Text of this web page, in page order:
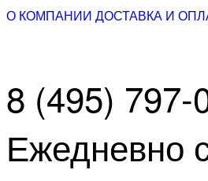
О КОМПАНИИ ДОСТАВКА И
8 (495) 797-
Ежедневно